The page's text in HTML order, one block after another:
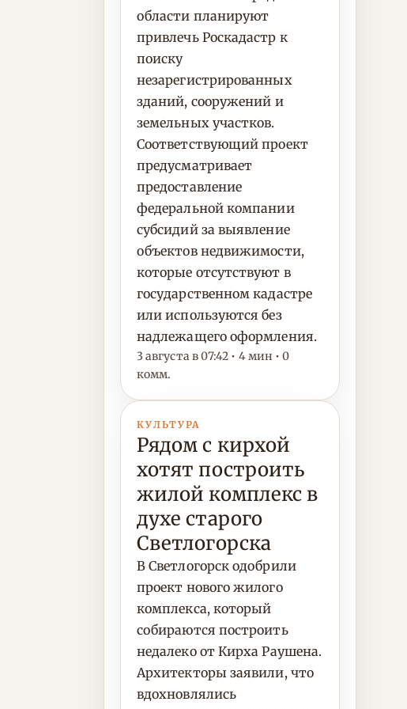
области планируют
привлечь Роскадастр к
поиску
незарегистрированных
зданий, сооружений и
земельных участков.
Соответствующий проект
предусматривает
предоставление
федеральной компании
субсидий за выявление
объектов недвижимости,
которые отсутствуют в
государственном кадастре
или используются без
надлежащего оформления.
3 августа в 07:42 • 4 мин • 0
комм.
КУЛЬТУРА
Рядом с кирхой
хотят построить
жилой комплекс в
духе старого
Светлогорска
В Светлогорск одобрили
проект нового жилого
комплекса, который
собираются построить
недалеко от Кирха Раушена.
Архитекторы заявили, что
вдохновлялись